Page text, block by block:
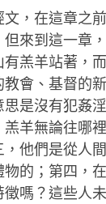
，在這章之
來到這一章
羔羊站著，
會、基督的
是沒有犯姦
羊無論往哪
他們是從人
的；第四，
嗎？這些人